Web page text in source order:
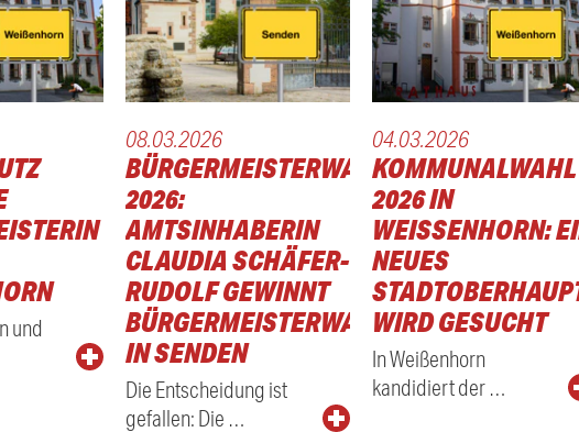
und
08.03.2026
BÜRGERMEISTERWAHL
2026:
AMTSINHABERIN
CLAUDIA SCHÄFER-
RUDOLF GEWINNT
BÜRGERMEISTERWAHL
IN SENDEN
Die Entscheidung ist
gefallen: Die …
04.03.2026
KOMMUNALWAHL
2026 IN
WEISSENHORN:
EUES S
TADTOBERHAUPT
IRD GESUCHT
In Weißenhorn
kandidiert der …